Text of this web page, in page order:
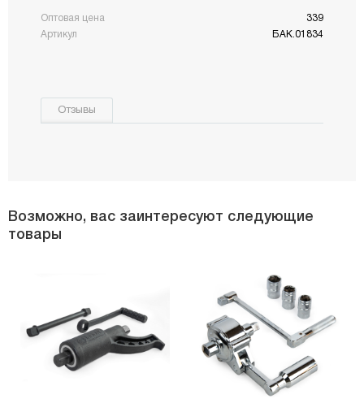
Оптовая цена
339
Артикул
БАК.01834
Отзывы
Возможно, вас заинтересуют следующие
товары